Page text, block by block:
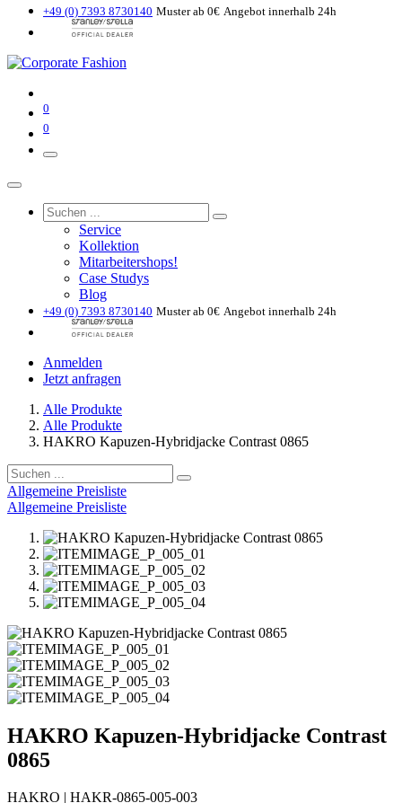
+49 (0) 7393 8730140 Muster ab 0€ Angebot innerhalb 24h
0
0
Service
Kollektion
Mitarbeitershops!
Case Studys
Blog
+49 (0) 7393 8730140 Muster ab 0€ Angebot innerhalb 24h
Anmelden
Jetzt anfragen
Alle Produkte
Alle Produkte
HAKRO Kapuzen-Hybridjacke Contrast 0865
Allgemeine Preisliste
Allgemeine Preisliste
HAKRO Kapuzen-Hybridjacke Contrast
0865
HAKRO HAKR-0865-005-003